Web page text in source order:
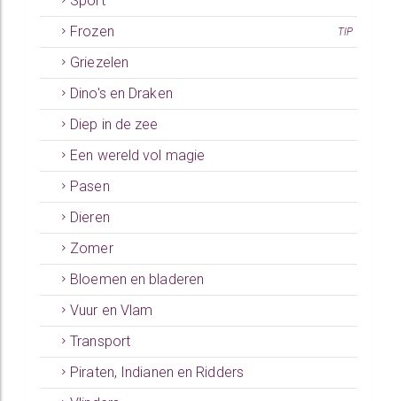
Frozen
TIP
Griezelen
Dino's en Draken
Diep in de zee
Een wereld vol magie
Pasen
Dieren
Zomer
Bloemen en bladeren
Vuur en Vlam
Transport
Piraten, Indianen en Ridders